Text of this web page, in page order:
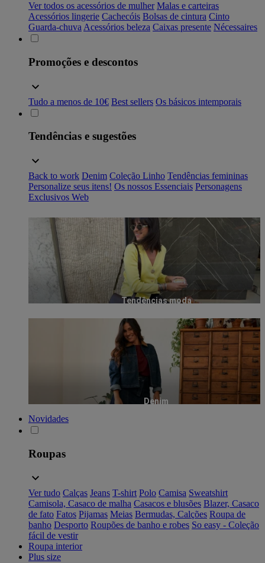
Ver todos os acessórios de mulher Malas e carteiras
Acessórios lingerie Cachecóis Bolsas de cintura Cinto
Guarda-chuva Acessórios beleza Caixas presente Nécessaires
Promoções e descontos
Tudo a menos de 10€ Best sellers Os básicos intemporais
Tendências e sugestões
Back to work Denim Coleção Linho Tendências femininas
Personalize seus itens! Os nossos Essenciais Personagens
Exclusivos Web
Tendências moda
Denim
Novidades
Roupas
Ver tudo Calças Jeans T-shirt Polo Camisa Sweatshirt
Camisola, Casaco de malha Casacos e blusões Blazer, Casaco
de fato Fatos Pijamas Meias Bermudas, Calções Roupa de
banho Desporto Roupões de banho e robes So easy - Coleção
fácil de vestir
Roupa interior
Plus size